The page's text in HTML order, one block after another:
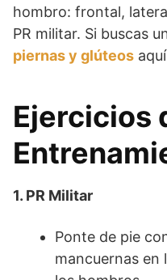
hombro: frontal,
PR militar. Si buscas
piernas y glúteos
Ejercicios
1. PR Militar
Ponte de pie
mancuernas en